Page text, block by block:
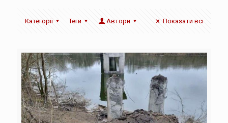
Категорії Теги Автори Показати всі